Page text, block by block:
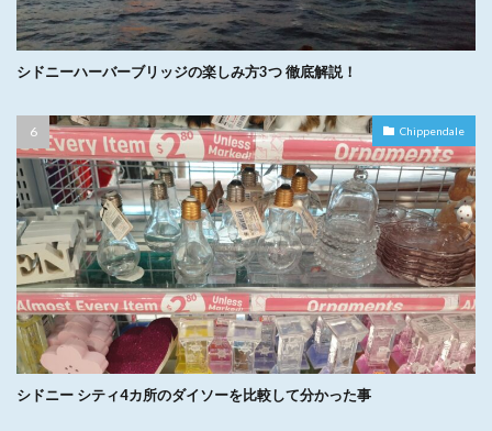
シドニーハーバーブリッジの楽しみ方3つ 徹底解説！
Chippendale
シドニー シティ4カ所のダイソーを比較して分かった事